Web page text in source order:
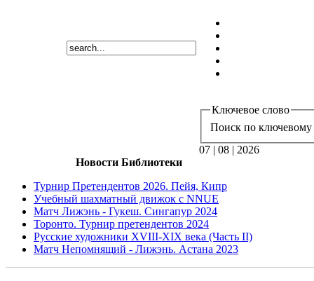
Ключевое слово
Поиск по ключевому
07 | 08 | 2026
Новости Библиотеки
Турнир Претендентов 2026. Пейя, Кипр
Учебный шахматный движок с NNUE
Матч Лижэнь - Гукеш. Сингапур 2024
Торонто. Турнир претендентов 2024
Русские художники XVIII-XIX века (Часть II)
Матч Непомнящий - Лижэнь. Астана 2023